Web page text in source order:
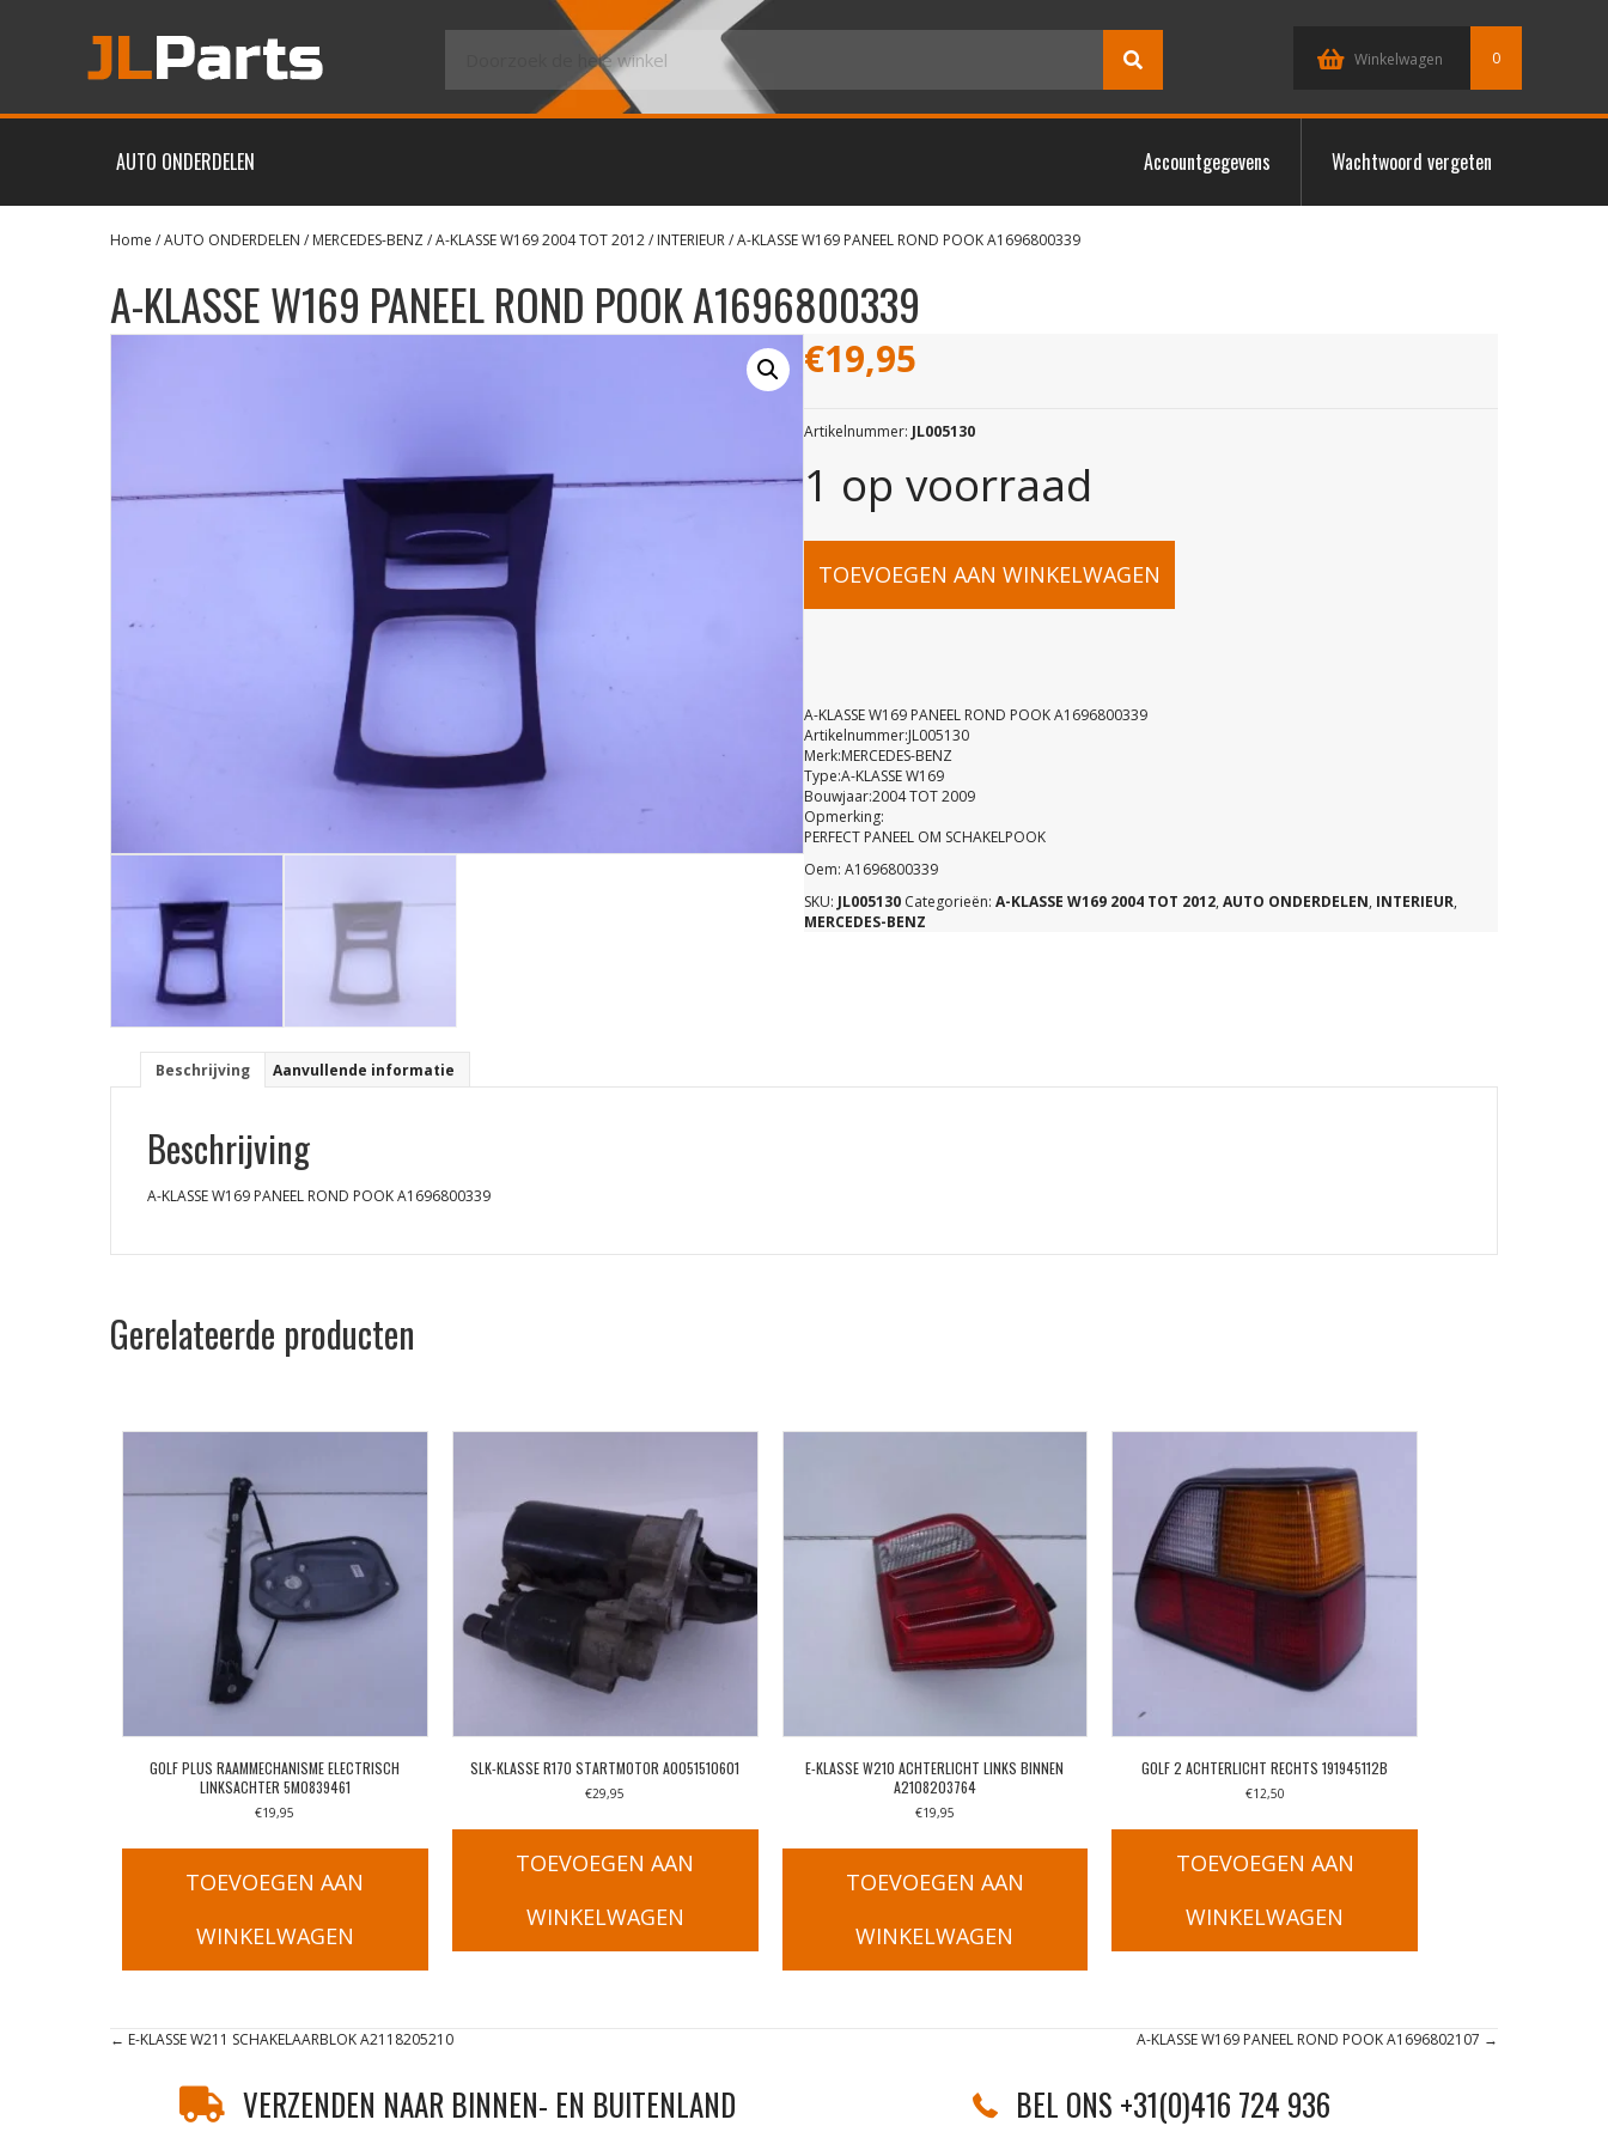
Winkelwagen 0
AUTO ONDERDELEN Accountgegevens Wachtwoord vergeten
Home /AUTO ONDERDELEN / MERCEDES-BENZ/A-KLASSE W169 2004 TOT 2012/ INTERIEUR/ A-KLASSE W169 PANEEL ROND POOK A1696800339
A-KLASSE W169 PANEEL ROND POOK A1696800339
€19,95
Artikelnummer: JL005130
1 op voorraad
A-
W169
PANEEL
ROND
POOK
TOEVOEGEN AAN WINKELWAGEN
A-KLASSE W169 PANEEL ROND POOK A1696800339
Artikelnummer:JL005130
Merk:MERCEDES-BENZ
Type:A-KLASSE W169
Bouwjaar:2004 TOT 2009
Opmerking:
PERFECT PANEEL OM SCHAKELPOOK
Oem: A1696800339
SKU: JL005130 Categorieën: A-KLASSE W169 2004 TOT 2012, AUTO ONDERDELEN, INTERIEUR,
MERCEDES-BENZ
Beschrijving Aanvullende informatie
Beschrijving
A-KLASSE W169 PANEEL ROND POOK A1696800339
Gerelateerde producten
GOLF PLUS RAAMMECHANISME ELECTRISCH
LINKSACHTER 5M0839461
€19,95
TOEVOEGEN AAN
WINKELWAGEN
SLK-KLASSE R170 STARTMOTOR A0051510601
€29,95
TOEVOEGEN AAN
WINKELWAGEN
E-KLASSE W210 ACHTERLICHT LINKS BINNEN
A2108203764
€19,95
TOEVOEGEN AAN
WINKELWAGEN
GOLF 2 ACHTERLICHT RECHTS 191945112B
€12,50
TOEVOEGEN AAN
WINKELWAGEN
Posts
navigation
← E-KLASSE W211 SCHAKELAARBLOK A2118205210 A-KLASSE W169 PANEEL ROND POOK A1696802107 →
VERZENDEN NAAR BINNEN- EN BUITENLAND BEL ONS +31(0)416 724 936